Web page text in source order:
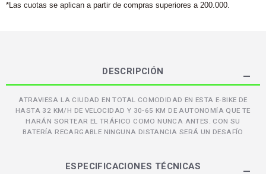
*Las cuotas se aplican a partir de compras superiores a 200.000.
DESCRIPCIÓN
ATRAVIESA LA CIUDAD EN TOTAL COMODIDAD EN ESTA E-BIKE DE
HASTA 32 KM/H DE VELOCIDAD Y 30-65 KM DE AUTONOMÍA QUE TE
HARÁN SORTEAR EL TRÁFICO COMO NUNCA ANTES. CON SU
BATERÍA RECARGABLE NINGUNA DISTANCIA SERÁ UN DESAFÍO
ESPECIFICACIONES TÉCNICAS